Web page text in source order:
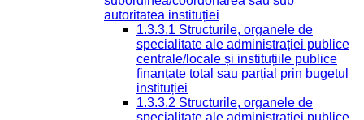
autoritatea instituției
1.3.3.1 Structurile, organele de
specialitate ale administrației publice
centrale/locale și instituțiile publice
finanțate total sau parțial prin bugetul
instituției
1.3.3.2 Structurile, organele de
specialitate ale administrației publice